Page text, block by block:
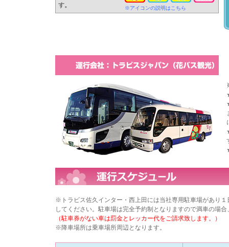
す。
※アイコンの説明はこちら
※トラビス佐久インター・西上田には当社専用駐車場があり
してください。駐車場は完全予約制となりますので満車の場
（駐車券がない車は罰金とレッカー代をご請求致します。）
※降車場所は乗車場所周辺となります。